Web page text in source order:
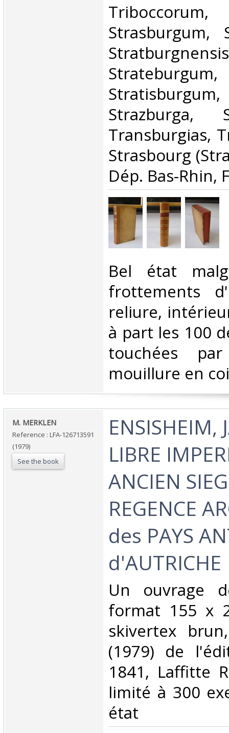
Strasburgum,
Strazburga,
Transburgias,
Strasbourg
Dép. Bas-Rhin,
‎Bel état
frottements
reliure,
à part les 100
touchées
mouillure en
‎M. MERKLEN‎
Reference : LFA-126713591
(1979)
See the book
‎ENSISHEIM,
LIBRE
ANCIEN
REGENCE
des PAYS
d'AUTRICHE‎
‎Un ouvrage
format 155 x
skivertex
(1979) de
1841, Laffitte
limité à 300
état‎